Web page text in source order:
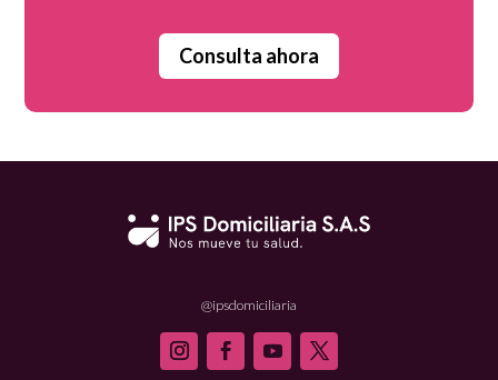
Consulta ahora
@ipsdomiciliaria